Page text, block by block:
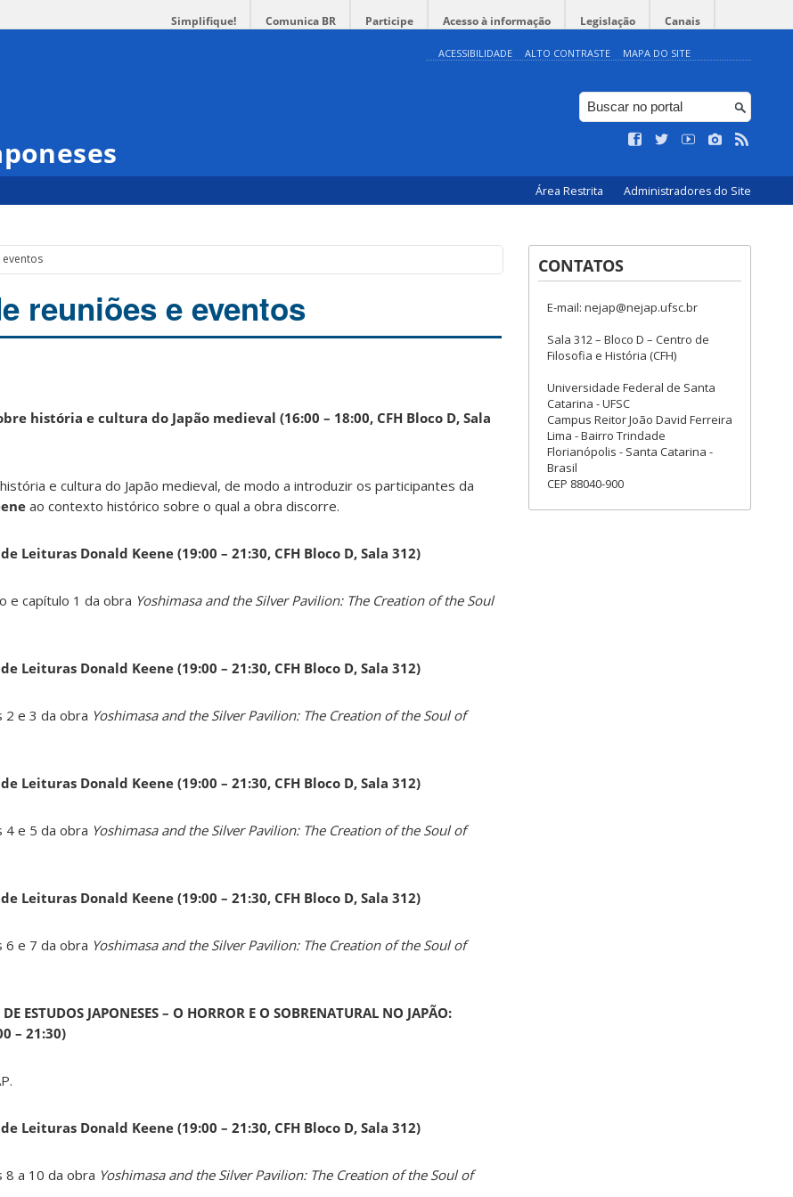
Simplifique! Comunica BR Participe Acesso à informação Legislação Canais
ACESSIBILIDADE ALTO CONTRASTE MAPA DO SITE
Área Restrita Administradores do Site
reuniões e eventos
história e cultura do Japão medieval (16:00 – 18:00, CFH Bloco D, Sala
e cultura do Japão medieval, de modo a introduzir os participantes da
ao contexto histórico sobre o qual a obra discorre.
Leituras Donald Keene (19:00 – 21:30, CFH Bloco D, Sala 312)
e capítulo 1 da obra Yoshimasa and the Silver Pavilion: The Creation of the Soul
Leituras Donald Keene (19:00 – 21:30, CFH Bloco D, Sala 312)
2 e 3 da obra Yoshimasa and the Silver Pavilion: The Creation of the Soul of
Leituras Donald Keene (19:00 – 21:30, CFH Bloco D, Sala 312)
4 e 5 da obra Yoshimasa and the Silver Pavilion: The Creation of the Soul of
Leituras Donald Keene(19:00 – 21:30, CFH Bloco D, Sala 312)
6 e 7 da obra Yoshimasa and the Silver Pavilion: The Creation of the Soul of
ESTUDOS JAPONESES – O HORROR E O SOBRENATURAL NO JAPÃO:
– 21:30)
Leituras Donald Keene (19:00 – 21:30, CFH Bloco D, Sala 312)
8 a 10 da obra Yoshimasa and the Silver Pavilion: The Creation of the Soul of
CONTATOS
E-mail: nejap@nejap.ufsc.br
Sala 312 – Bloco D – Centro de
Filosofia e História (CFH)
Universidade Federal de Santa
Catarina - UFSC
Campus Reitor João David Ferreira
Lima - Bairro Trindade
Florianópolis - Santa Catarina -
Brasil
CEP 88040-900